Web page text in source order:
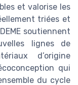
et valorise les
triées et
soutiennent
lignes de
d’origine
qui
du cycle